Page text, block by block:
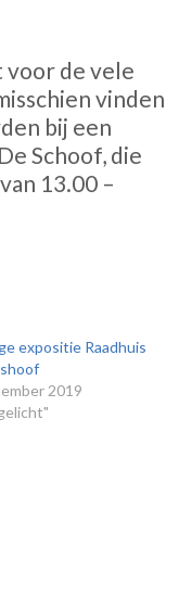
voor de vele
vinden
bij een
Schoof, die
13.00 –
expositie Raadhuis
2019